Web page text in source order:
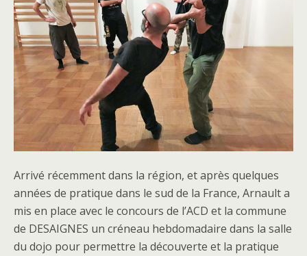
Arrivé récemment dans la région, et après quelques
années de pratique dans le sud de la France, Arnault a
mis en place avec le concours de l’ACD et la commune
de DESAIGNES un créneau hebdomadaire dans la salle
du dojo pour permettre la découverte et la pratique